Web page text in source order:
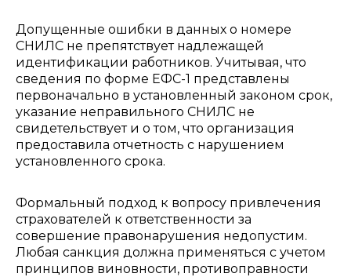
Допущенные ошибки в данных о номере
СНИЛС не препятствует надлежащей
идентификации работников. Учитывая, что
сведения по форме ЕФС-1 представлены
первоначально в установленный законом срок,
указание неправильного СНИЛС не
свидетельствует и о том, что организация
предоставила отчетность с нарушением
установленного срока.
Формальный подход к вопросу привлечения
страхователей к ответственности за
совершение правонарушения недопустим.
Любая санкция должна применяться с учетом
принципов виновности, противоправности